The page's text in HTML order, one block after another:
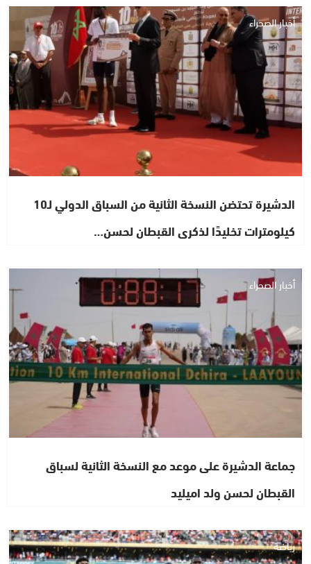
أخبار الصحراء
الدشيرة تحتضن النسخة الثانية من السباق الدولي لـ10
كيلومترات تخليدًا لذكرى القبطان لحسن…
أخبار الصحراء
جماعة الدشيرة على موعد مع النسخة الثانية لسباق
القبطان لحسن ولد اميليد
رياضة